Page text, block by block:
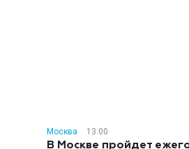
Москва 13:00
В Москве пройдет